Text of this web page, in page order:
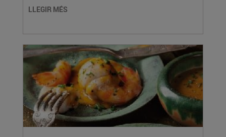
LLEGIR MÉS